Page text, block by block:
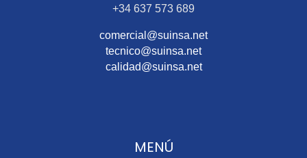
+34 637 573 689
comercial@suinsa.net
tecnico@suinsa.net
calidad@suinsa.net
MENÚ